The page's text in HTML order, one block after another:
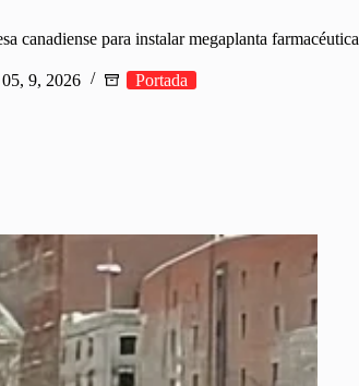
canadiense para instalar megaplanta farmacéutica
05, 9, 2026 Portada